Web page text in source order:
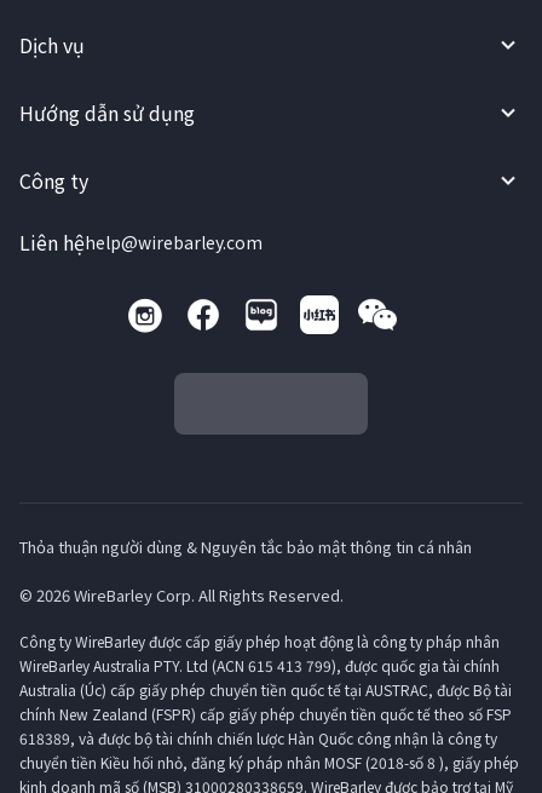
Dịch vụ
Hướng dẫn sử dụng
Công ty
Liên hệhelp@wirebarley.com
Thỏa thuận người dùng & Nguyên tắc bảo mật thông tin cá nhân
© 2026 WireBarley Corp. All Rights Reserved.
Công ty WireBarley được cấp giấy phép hoạt động là công ty pháp nhân
WireBarley Australia PTY. Ltd (ACN 615 413 799), được quốc gia tài chính
Australia (Úc) cấp giấy phép chuyển tiền quốc tế tại AUSTRAC, được Bộ tài
chính New Zealand (FSPR) cấp giấy phép chuyển tiền quốc tế theo số FSP
618389, và được bộ tài chính chiến lược Hàn Quốc công nhận là công ty
chuyển tiền Kiều hối nhỏ, đăng ký pháp nhân MOSF (2018-số 8 ), giấy phép
kinh doanh mã số (MSB) 31000280338659. WireBarley được bảo trợ tại Mỹ